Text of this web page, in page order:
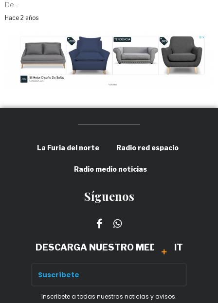
De...
Hace 2 años
La Furia del norte Radio red espacio
Radio medio noticias
Síguenos
DESCARGA NUESTRO MEDIA KIT
Inscribete a todas nuestras noticias y avisos.